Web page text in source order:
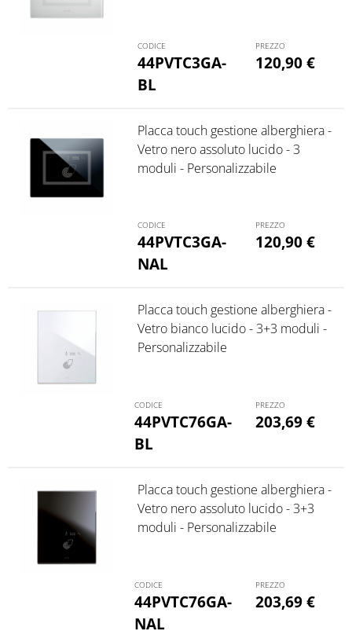
44PVTC3GA-
BL
120,90€
44PVTC3GA-
NAL
Placca touch gestione alberghiera -
Vetro nero assoluto lucido - 3
moduli - Personalizzabile
120,90€
44PVTC76GA-
BL
Placca touch gestione alberghiera -
Vetro bianco lucido - 3+3 moduli -
Personalizzabile
203,69€
44PVTC76GA-
NAL
Placca touch gestione alberghiera -
Vetro nero assoluto lucido - 3+3
moduli - Personalizzabile
203,69€